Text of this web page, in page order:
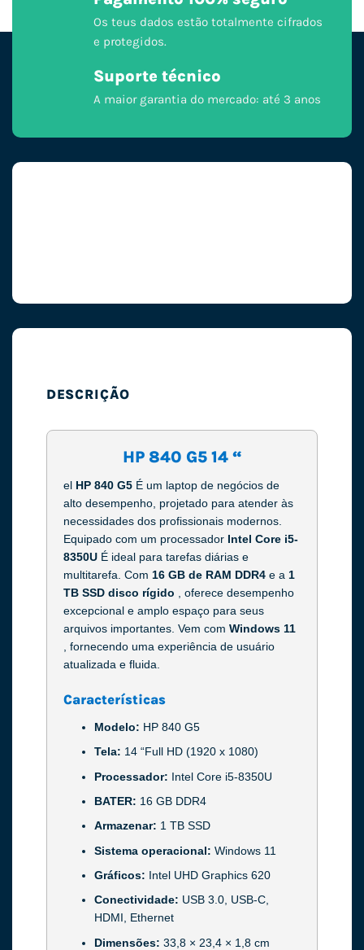
Os teus dados estão totalmente cifrados
e protegidos.
Suporte técnico
A maior garantia do mercado: até 3 anos
DESCRIÇÃO
HP 840 G5 14 “
el HP 840 G5 É um laptop de negócios de
alto desempenho, projetado para atender às
necessidades dos profissionais modernos.
Equipado com um processador Intel Core i5-
8350U É ideal para tarefas diárias e
multitarefa. Com 16 GB de RAM DDR4 e a 1
TB SSD disco rígido , oferece desempenho
excepcional e amplo espaço para seus
arquivos importantes. Vem com Windows 11
, fornecendo uma experiência de usuário
atualizada e fluida.
Características
Modelo: HP 840 G5
Tela: 14 “Full HD (1920 x 1080)
Processador: Intel Core i5-8350U
BATER: 16 GB DDR4
Armazenar: 1 TB SSD
Sistema operacional: Windows 11
Gráficos: Intel UHD Graphics 620
Conectividade: USB 3.0, USB-C,
HDMI, Ethernet
Dimensões: 33,8 × 23,4 × 1,8 cm